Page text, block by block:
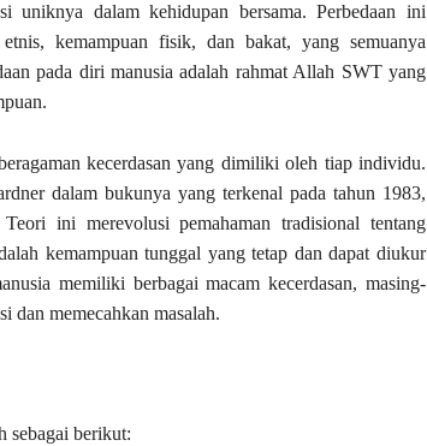
uniknya dalam kehidupan bersama. Perbedaan ini
kemampuan fisik, dan bakat, yang semuanya
pada diri manusia adalah rahmat Allah SWT yang
kecerdasan yang dimiliki oleh tiap individu.
dalam bukunya yang terkenal pada tahun 1983,
ini merevolusi pemahaman tradisional tentang
kemampuan tunggal yang tetap dan dapat diukur
memiliki berbagai macam kecerdasan, masing-
dan memecahkan masalah.
sebagai berikut: